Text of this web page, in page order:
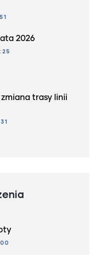
2026
trasy linii